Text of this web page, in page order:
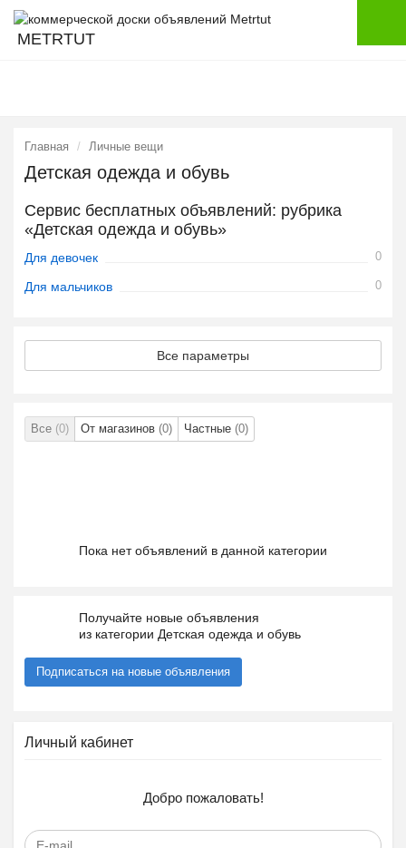
METRTUT
Главная Личные вещи
Детская одежда и обувь
Сервис бесплатных объявлений: рубрика
«Детская одежда и обувь»
Для девочек 0
Для мальчиков 0
Все параметры
Все (0) От магазинов (0) Частные (0)
Пока нет объявлений в данной категории
Получайте новые объявления
из категории Детская одежда и обувь
Подписаться на новые объявления
Личный кабинет
Добро пожаловать!